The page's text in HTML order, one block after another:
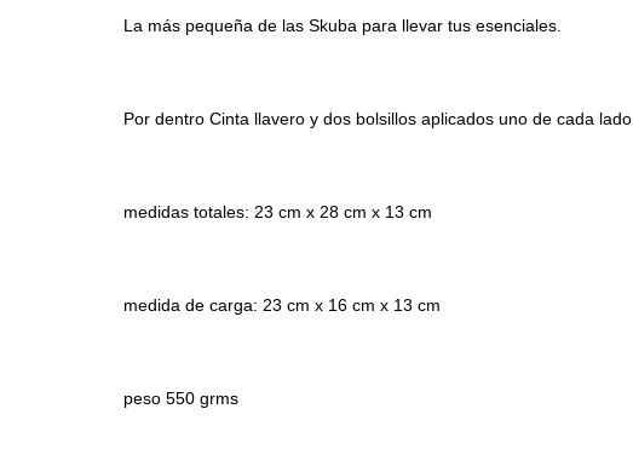
La más pequeña de las Skuba para llevar tus esenciales.
Por dentro Cinta llavero y dos bolsillos aplicados uno de cada lado.
medidas totales: 23 cm x 28 cm x 13 cm
medida de carga: 23 cm x 16 cm x 13 cm
peso 550 grms